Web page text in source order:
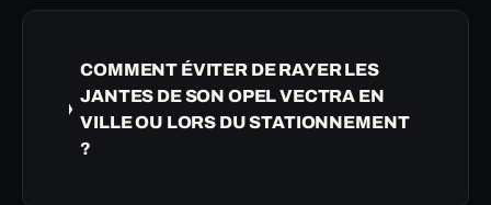
COMMENT ÉVITER DE RAYER LES
JANTES DE SON OPEL VECTRA EN
VILLE OU LORS DU STATIONNEMENT
?